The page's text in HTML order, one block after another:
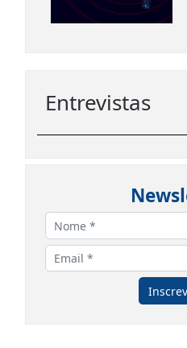
Entrevistas